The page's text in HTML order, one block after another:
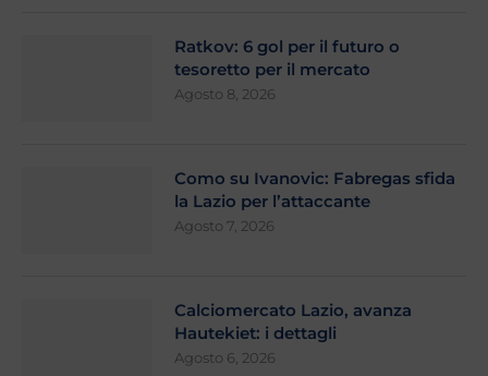
Ratkov: 6 gol per il futuro o
tesoretto per il mercato
Agosto 8, 2026
Como su Ivanovic: Fabregas sfida
la Lazio per l’attaccante
Agosto 7, 2026
Calciomercato Lazio, avanza
Hautekiet: i dettagli
Agosto 6, 2026